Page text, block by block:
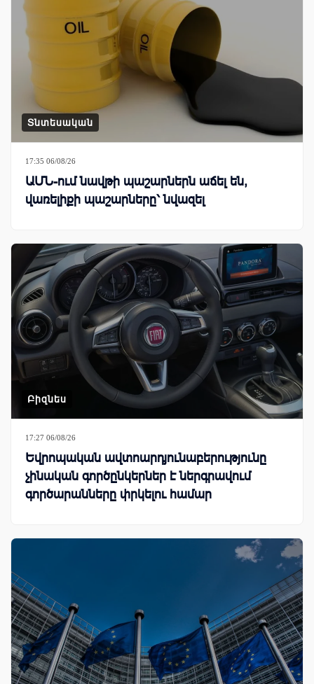
Տնտեսական
17:35 06/08/26
ԱՄՆ-ում նավթի պաշարներն աճել են,
վառելիքի պաշարները՝ նվազել
Բիզնես
17:27 06/08/26
Եվրոպական ավտոարդյունաբերությունը
չինական գործընկերներ է ներգրավում
գործարանները փրկելու համար